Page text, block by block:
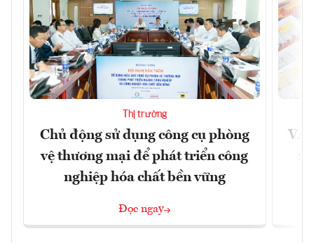
Thị trường
Chủ động sử dụng công cụ phòng
vệ thương mại để phát triển công
nghiệp hóa chất bền vững
Đọc ngay